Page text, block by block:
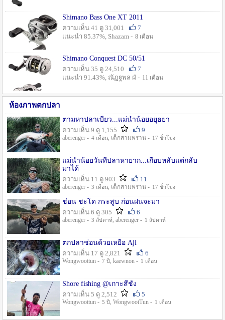
Shimano Bass One XT 2011
ความเห็น 41 ดู 31,001
7
แนะนำ 85.37%, Shazam - 8 เดือน
Shimano Conquest DC 50/51
ความเห็น 35 ดู 24,510
7
แนะนำ 91.43%, ณัฏฐพล ฝ่ - 11 เดือน
ห้องภาพตกปลา
ตามหาปลาเบี้ยว...แม่น้ำน้อยอยุธยา
ความเห็น 9 ดู 1,155
9
aberenger - 4 เดือน, เด็กสามพราน - 17 ชั่วโมง
แม่น้ำน้อยวันที่ปลาหายาก...เกือบหลับแต่กลับ
มาได้
ความเห็น 11 ดู 903
11
aberenger - 3 เดือน, เด็กสามพราน - 17 ชั่วโมง
ช่อน ชะโด กระสูบ ก่อนฝนจะมา
ความเห็น 6 ดู 305
6
aberenger - 3 สัปดาห์, aberenger - 1 สัปดาห์
ตกปลาช่อนด้วยเหยื่อ Aji
ความเห็น 17 ดู 2,821
6
Wongwoottun - 7 ปี , kaewnon - 1 เดือน
Shore fishing @เกาะสีชัง
ความเห็น 5 ดู 2,512
5
Wongwoottun - 5 ปี , WongwootTun - 1 เดือน